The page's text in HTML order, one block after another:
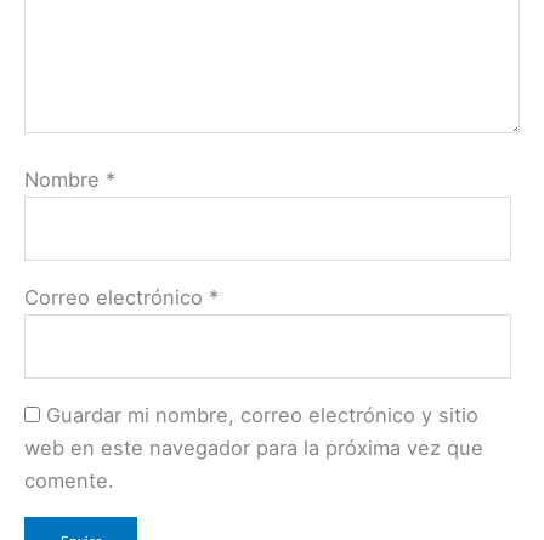
Nombre *
Correo electrónico *
Guardar mi nombre, correo electrónico y sitio
web en este navegador para la próxima vez que
comente.